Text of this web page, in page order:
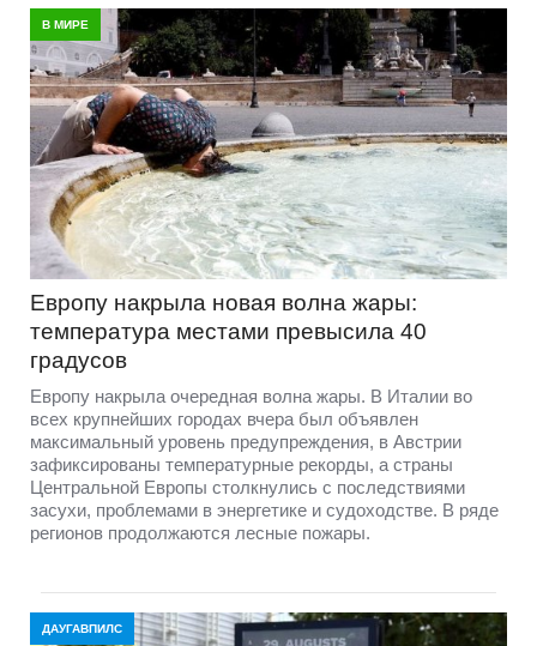
В МИРЕ
Европу накрыла новая волна жары:
температура местами превысила 40
градусов
Европу накрыла очередная волна жары. В Италии во
всех крупнейших городах вчера был объявлен
максимальный уровень предупреждения, в Австрии
зафиксированы температурные рекорды, а страны
Центральной Европы столкнулись с последствиями
засухи, проблемами в энергетике и судоходстве. В ряде
регионов продолжаются лесные пожары.
ДАУГАВПИЛС